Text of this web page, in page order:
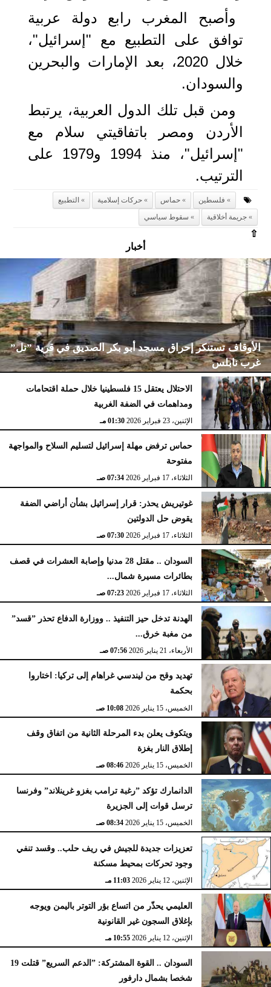
وأصبح المغرب رابع دولة عربية
توافق على التطبيع مع "إسرائيل"،
خلال 2020، بعد الإمارات والبحرين
والسودان.
ومن قبل تلك الدول العربية، يرتبط
الأردن ومصر باتفاقيتي سلام مع
"إسرائيل"، منذ 1994 و1979 على
الترتيب.
فلسطين حماس حركات إسلامية
التطبيع
جريمة أخلاقية
سقوط سياسي
⇧
أخبار
الأوقاف تستنكر إحراق مسجد أبو بكر الصديق في قرية ”تل”
غرب نابلس
الإثنين، 23 فبراير 2026 02:15 مـ
الاحتلال يعتقل 15 فلسطينيا خلال حملة اقتحامات
ومداهمات في الضفة الغربية
الإثنين، 23 فبراير 2026 01:30 مـ
حماس ترفض مهلة إسرائيل لتسليم السلاح والمواجهة
مفتوحة
الثلاثاء، 17 فبراير 2026 07:34 صـ
غوتيريش يحذر: قرار إسرائيل بشأن أراضي الضفة
يقوض حل الدولتين
الثلاثاء، 17 فبراير 2026 07:30 صـ
السودان .. مقتل 28 مدنيا وإصابة العشرات في قصف
بطائرات مسيرة شمال...
الثلاثاء، 17 فبراير 2026 07:23 صـ
الهدنة تدخل حيز التنفيذ .. ووزارة الدفاع تحذر ”قسد”
من مغبة خرق...
الأربعاء، 21 يناير 2026 07:56 صـ
تهديد وقح من ليندسي غراهام إلى تركيا: اختاروا
بحكمة
الخميس، 15 يناير 2026 10:08 صـ
ويتكوف يعلن بدء المرحلة الثانية من اتفاق وقف
إطلاق النار بغزة
الخميس، 15 يناير 2026 08:46 صـ
الدانمارك تؤكد ”رغبة ترامب بغزو غرينلاند” وفرنسا
ترسل قوات إلى الجزيرة
الخميس، 15 يناير 2026 08:34 صـ
تعزيزات جديدة للجيش في ريف حلب.. وقسد تنفي
وجود تحركات بمحيط مسكنة
الإثنين، 12 يناير 2026 11:03 مـ
العليمي يحذّر من اتساع بؤر التوتر باليمن ويوجه
بإغلاق السجون غير القانونية
الإثنين، 12 يناير 2026 10:55 مـ
السودان .. القوة المشتركة: ”الدعم السريع” قتلت 19
شخصا بشمال دارفور